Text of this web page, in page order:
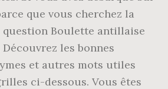
que vous cherchez la
Boulette antillaise
les bonnes
et autres mots utiles
ci-dessous. Vous êtes